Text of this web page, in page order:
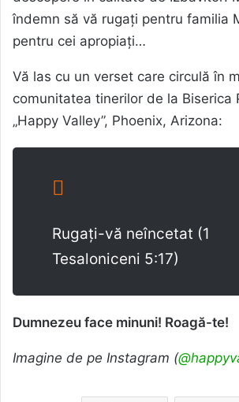
îndemn să vă rugați pentru familia
pentru cei apropiați…
Vă las cu un verset care circulă în
comunitatea tinerilor de la Biserica
„Happy Valley”, Phoenix, Arizona:
Rugați-vă neîncetat (1
Tesaloniceni 5:17)
Dumnezeu face minuni! Roagă-te!
Imagine de pe Instagram (